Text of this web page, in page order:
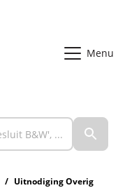
Menu
Uitnodiging Overig